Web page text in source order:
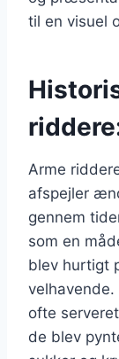
til en visuel
Arme
afspejler
gennem
som en
blev hurtigt
ofte
de blev